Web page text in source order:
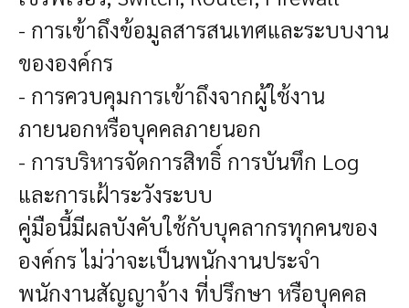
- การเข้าถึงข้อมูลสารสนเทศและระบบงาน
ขององค์กร
- การควบคุมการเข้าถึงจากผู้ใช้งาน
ภายนอกหรือบุคคลภายนอก
- การบริหารจัดการสิทธิ์ การบันทึก Log
และการเฝ้าระวังระบบ
คู่มือนี้มีผลบังคับใช้กับบุคลากรทุกคนของ
องค์กร ไม่ว่าจะเป็นพนักงานประจำ
พนักงานสัญญาจ้าง ที่ปรึกษา หรือบุคคล